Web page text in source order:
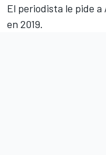
El periodista le pide
en 2019.